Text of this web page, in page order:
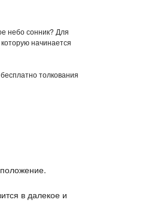
небо сонник? Для
начинается
толкования
в далекое и